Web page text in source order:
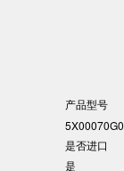
产品型号
是否进口
是